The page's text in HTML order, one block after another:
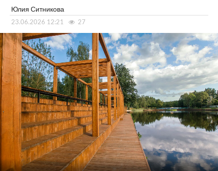
Юлия Ситникова
23.06.2026 12:21 27